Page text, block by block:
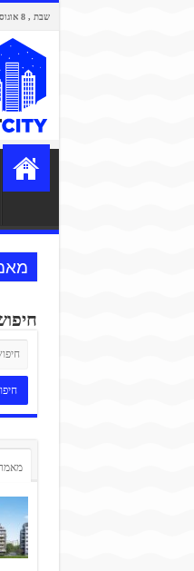
שבת , 8 אוגוסט 2026